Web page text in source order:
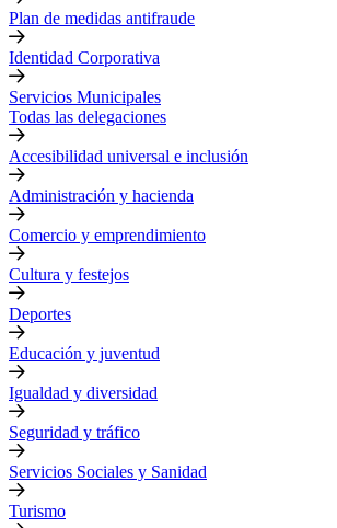
Plan de medidas antifraude
Identidad Corporativa
Servicios Municipales
Todas las delegaciones
Accesibilidad universal e inclusión
Administración y hacienda
Comercio y emprendimiento
Cultura y festejos
Deportes
Educación y juventud
Igualdad y diversidad
Seguridad y tráfico
Servicios Sociales y Sanidad
Turismo